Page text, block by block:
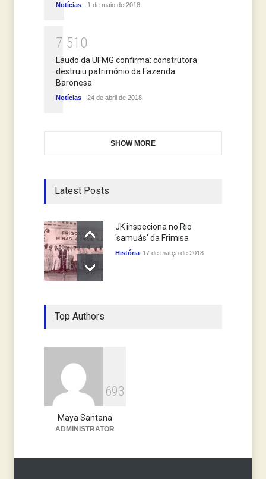
Notícias 1 de maio de 2018
7 51 0
Laudo da UFMG confirma: construtora
destruiu patrimônio da Fazenda
Baronesa
Notícias 24 de abril de 2018
SHOW MORE
Latest Posts
JK inspeciona no Rio
'samuás' da Frimisa
História 17 de março de 2018
Top Authors
693
Maya Santana
ADMINISTRATOR